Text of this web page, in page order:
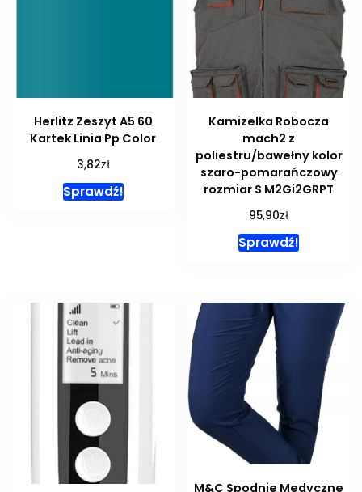
Herlitz Zeszyt A5 60
Kartek Linia Pp Color
3,82zł
Sprawdź!
Kamizelka Robocza
mach2 z
poliestru/bawełny kolor
szaro-pomarańczowy
rozmiar S M2Gi2GRPT
95,90zł
Sprawdź!
M&C Spodnie Medyczne